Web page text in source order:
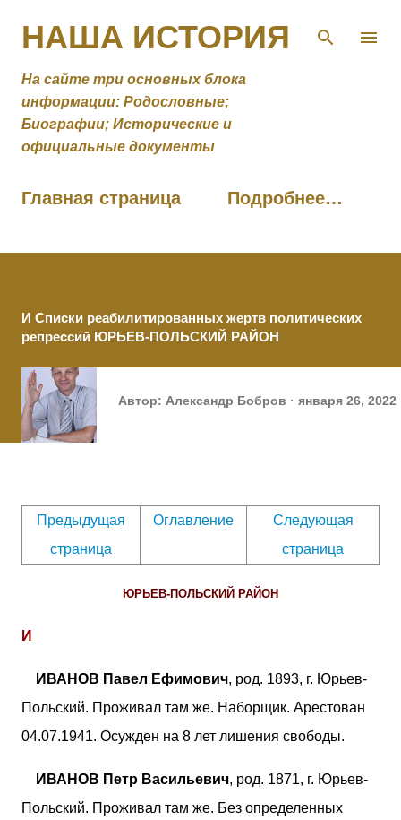
НАША ИСТОРИЯ
На сайте три основных блока
информации: Родословные;
Биографии; Исторические и
официальные документы
Главная страница Подробнее…
И Списки реабилитированных жертв политических
репрессий ЮРЬЕВ-ПОЛЬСКИЙ РАЙОН
Автор: Александр Бобров января 26, 2022
Предыдущая
страница
Оглавление
Следующая
страница
ЮРЬЕВ-ПОЛЬСКИЙ РАЙОН
И
ИВАНОВ Павел Ефимович, род. 1893, г. Юрьев-
Польский. Проживал там же. Наборщик. Арестован
04.07.1941. Осужден на 8 лет лишения свободы.
ИВАНОВ Петр Васильевич, род. 1871, г. Юрьев-
Польский. Проживал там же. Без определенных